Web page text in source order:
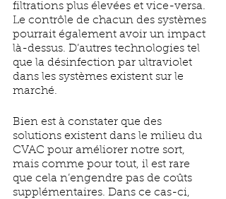
filtrations plus élevées et vice-versa.
Le contrôle de chacun des systèmes
pourrait également avoir un impact
là-dessus. D’autres technologies tel
que la désinfection par ultraviolet
dans les systèmes existent sur le
marché.
Bien est à constater que des
solutions existent dans le milieu du
CVAC pour améliorer notre sort,
mais comme pour tout, il est rare
que cela n’engendre pas de coûts
supplémentaires. Dans ce cas-ci,